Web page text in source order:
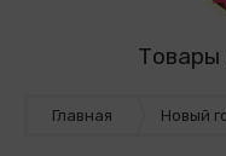
Товары
Главная Новый